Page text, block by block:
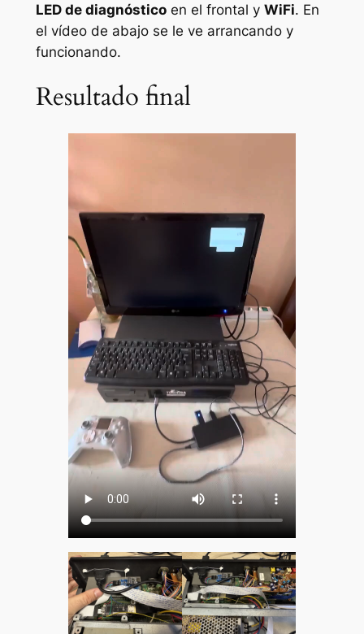
LED de diagnósticoen el frontal y WiFi. En
el vídeo de abajo se le ve arrancando y
funcionando.
Resultado final